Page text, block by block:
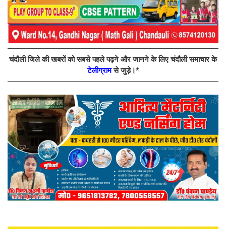
चंदौली जिले की खबरों को सबसे पहले पढ़ने और जानने के लिए चंदौली समाचार के
टेलीग्रामसे जुड़े।*